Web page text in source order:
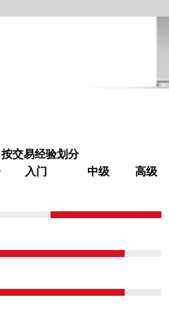
交易经验划分
入门 中级
高级